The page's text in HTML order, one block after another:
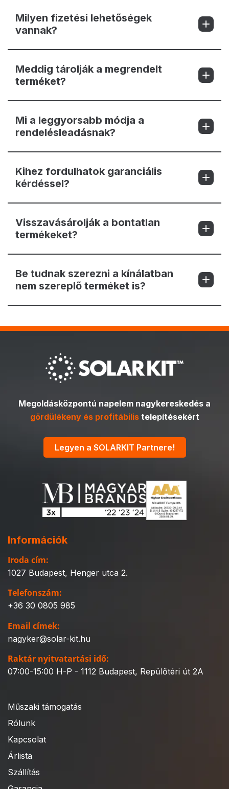
Milyen fizetési lehetőségek
vannak?
Meddig tárolják a megrendelt
terméket?
Mi a leggyorsabb módja a
rendelésleadásnak?
Kihez fordulhatok garanciális
kérdéssel?
Visszavásárolják a bontatlan
termékeket?
Be tudnak szerezni a kínálatban
nem szereplő terméket is?
Megoldásközpontú napelem nagykereskedés a
gördülékeny és profitábilistelepítésekért
Legyen a SOLARKIT Partnere!
Információk
Iroda cím:
1027 Budapest, Henger utca 2.
Telefonszám:
+36 30 0805 985
Email címek:
nagyker@solar-kit.hu
Raktár nyitvatartási idő:
07:00-15:00 H-P - 1112 Budapest, Repülőtéri út 2A
Műszaki támogatás
Rólunk
Kapcsolat
Árlista
Szállítás